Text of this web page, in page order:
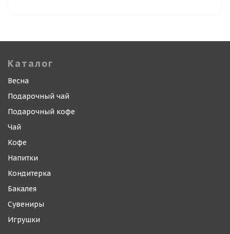
Каталог
Весна
Подарочный чай
Подарочный кофе
Чай
Кофе
Напитки
Кондитерка
Бакалея
Сувениры
Игрушки